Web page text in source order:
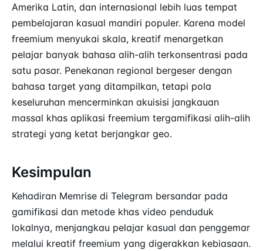
Amerika Latin, dan internasional lebih luas tempat
pembelajaran kasual mandiri populer. Karena model
freemium menyukai skala, kreatif menargetkan
pelajar banyak bahasa alih-alih terkonsentrasi pada
satu pasar. Penekanan regional bergeser dengan
bahasa target yang ditampilkan, tetapi pola
keseluruhan mencerminkan akuisisi jangkauan
massal khas aplikasi freemium tergamifikasi alih-alih
strategi yang ketat berjangkar geo.
Kesimpulan
Kehadiran Memrise di Telegram bersandar pada
gamifikasi dan metode khas video penduduk
lokalnya, menjangkau pelajar kasual dan penggemar
melalui kreatif freemium yang digerakkan kebiasaan.